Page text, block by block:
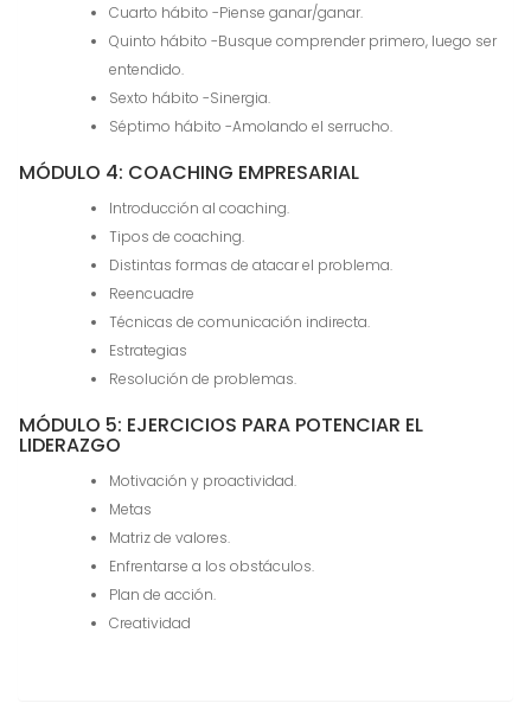
Cuarto hábito -Piense ganar/ganar.
Quinto hábito -Busque comprender primero, luego ser
entendido.
Sexto hábito -Sinergia.
Séptimo hábito -Amolando el serrucho.
MÓDULO 4: COACHING EMPRESARIAL
Introducción al coaching.
Tipos de coaching.
Distintas formas de atacar el problema.
Reencuadre
Técnicas de comunicación indirecta.
Estrategias
Resolución de problemas.
MÓDULO 5: EJERCICIOS PARA POTENCIAR EL
LIDERAZGO
Motivación y proactividad.
Metas
Matriz de valores.
Enfrentarse a los obstáculos.
Plan de acción.
Creatividad